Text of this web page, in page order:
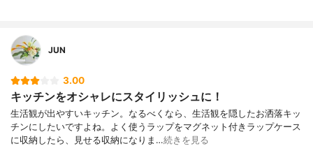
JUN
3.00
キッチンをオシャレにスタイリッシュに！
生活観が出やすいキッチン。なるべくなら、生活観を隠したお洒落キッ
チンにしたいですよね。よく使うラップをマグネット付きラップケース
に収納したら、見せる収納になりま…続きを見る